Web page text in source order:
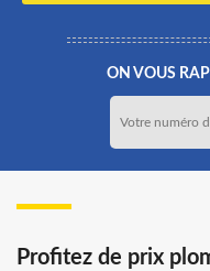
ON VOUS
Profitez de prix